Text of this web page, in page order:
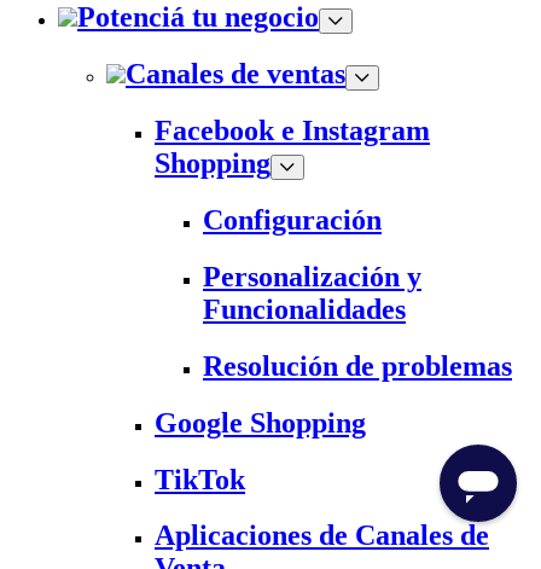
Potenciá tu negocio
Canales de ventas
Facebook e Instagram
Shopping
Configuración
Personalización y
Funcionalidades
Resolución de problemas
Google Shopping
TikTok
Aplicaciones de Canales de